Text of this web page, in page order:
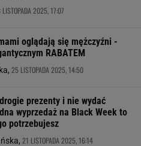
LISTOPADA 2025, 17:07
oglądają się mężczyźni -
RABATEM
25 LISTOPADA 2025, 14:50
prezenty i nie wydać
wyprzedaż na Black Week to
potrzebujesz
21 LISTOPADA 2025, 16:14